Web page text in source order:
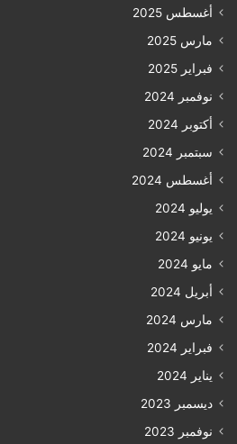
أغسطس 2025
مارس 2025
فبراير 2025
نوفمبر 2024
أكتوبر 2024
سبتمبر 2024
أغسطس 2024
يوليو 2024
يونيو 2024
مايو 2024
أبريل 2024
مارس 2024
فبراير 2024
يناير 2024
ديسمبر 2023
نوفمبر 2023